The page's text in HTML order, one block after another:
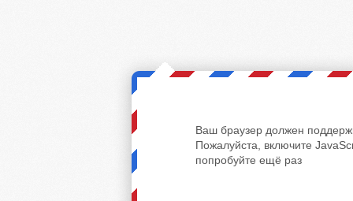
Ваш браузер должен
Пожалуйста, включите
попробуйте ещё раз